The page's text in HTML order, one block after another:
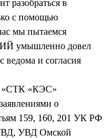
разобраться в
с помощью
мы пытаемся
умышленно довел
и согласия
«СТК «КЭС»
о
159, 160, 201 УК РФ
УВД Омской